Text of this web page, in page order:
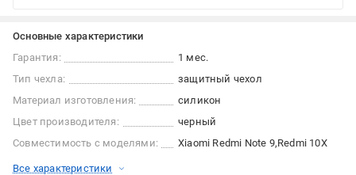
Основные характеристики
Гарантия:
1 мес.
Тип чехла:
защитный чехол
Материал изготовления:
силикон
Цвет производителя:
черный
Совместимость с моделями:
Xiaomi Redmi Note 9 Redmi 10X
Все характеристики